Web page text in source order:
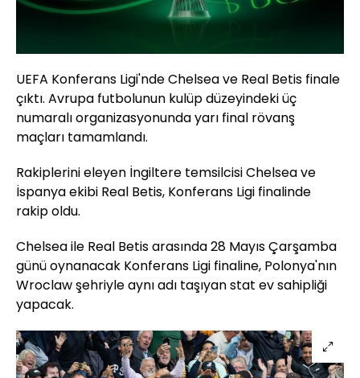
UEFA Konferans Ligi'nde Chelsea ve Real Betis finale
çıktı. Avrupa futbolunun kulüp düzeyindeki üç
numaralı organizasyonunda yarı final rövanş
maçları tamamlandı.
Rakiplerini eleyen İngiltere temsilcisi Chelsea ve
İspanya ekibi Real Betis, Konferans Ligi finalinde
rakip oldu.
Chelsea ile Real Betis arasında 28 Mayıs Çarşamba
günü oynanacak Konferans Ligi finaline, Polonya'nın
Wroclaw şehriyle aynı adı taşıyan stat ev sahipliği
yapacak.